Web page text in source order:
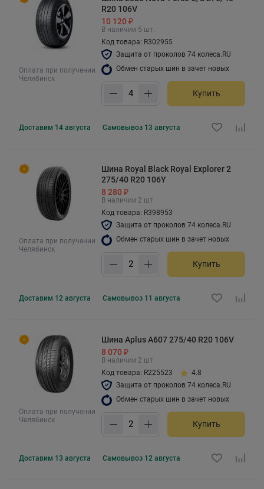
Оплата при получении
Челябинск
R20 106V
10 120 ₽
В наличии 5 шт.
Код товара: R302955
Защита от проколов 74 колеса.RU
Обмен старых шин в зачет новых
Купить
Доставим 14 августа Самовывоз 13 августа
Оплата при получении
Челябинск
Шина Royal Black Royal Explorer 2
275/40 R20 106Y
8 280 ₽
В наличии 2 шт.
Код товара: R398953
Защита от проколов 74 колеса.RU
Обмен старых шин в зачет новых
Купить
Доставим 12 августа Самовывоз 11 августа
Оплата при получении
Челябинск
Шина Aplus A607 275/40 R20 106V
8 070 ₽
В наличии 2 шт.
Код товара: R225523
4.8
Защита от проколов 74 колеса.RU
Обмен старых шин в зачет новых
Купить
Доставим 13 августа Самовывоз 12 августа